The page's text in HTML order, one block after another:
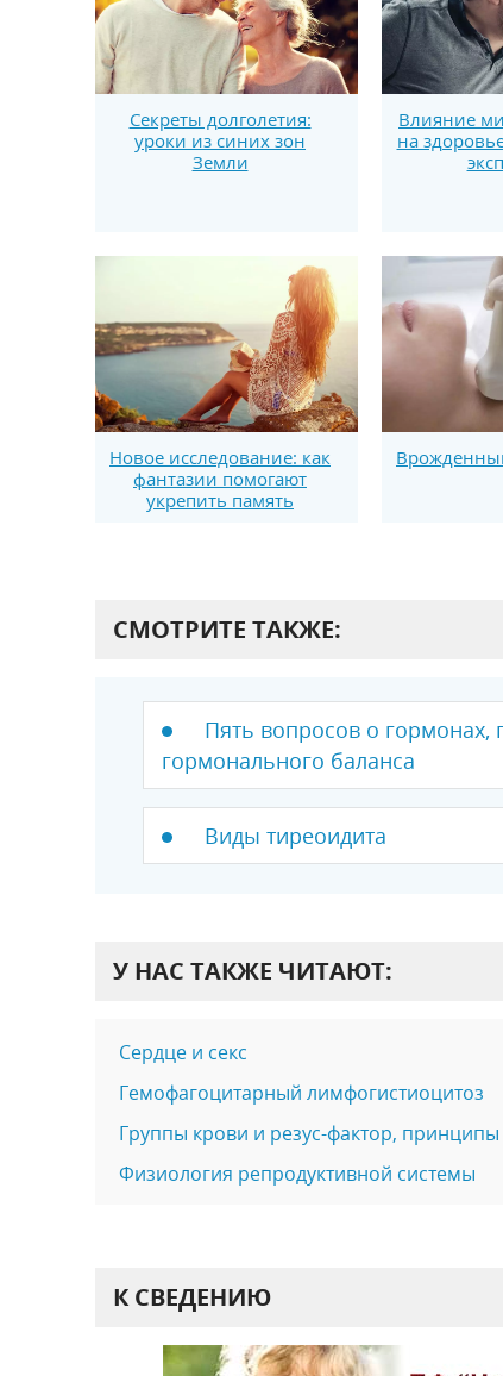
Секреты долголетия:
уроки из синих зон
Земли
Влияние
на
Новое исследование: как
фантазии помогают
укрепить память
СМОТРИТЕ ТАКЖЕ:
Пять вопросов о
гормонального баланса
Виды тиреоидита
У НАС ТАКЖЕ ЧИТАЮТ:
Сердце и секс
Гемофагоцитарный лимфогистиоцитоз
Группы крови и резус-фактор,
Физиология репродуктивной системы
К СВЕДЕНИЮ